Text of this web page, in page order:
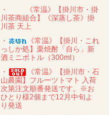
・
《常温》【掛川市・掛
川茶商組合】《深蒸し茶》掛
川茶 天上
・
《常温》【掛川・これ
っしか処】栗焼酎「自ら」新
酒ミニボトル（300ml）
・
《常温》【掛川市・石
山農園】フルーツトマト 入荷
次第注文順番発送です。※お
ひとり様2個まで12月中旬よ
り発送